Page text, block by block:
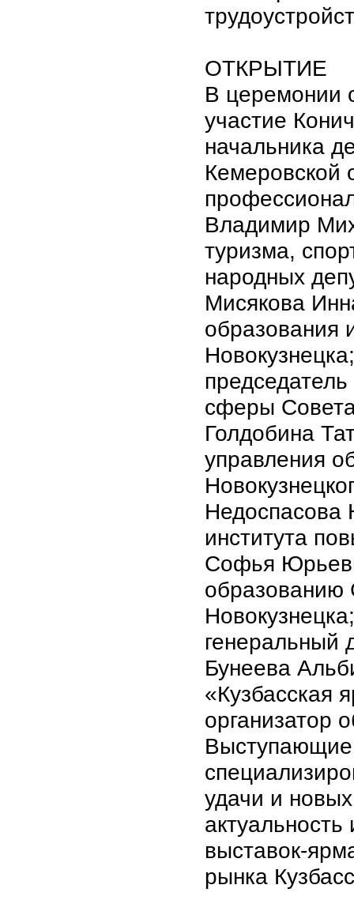
ОТКРЫТИЕ
В церемонии
участие
начальника
Кемеровской
Владимир
туризма,
народных
Мисякова
образования
сферы Совета
Голдобина
управления
Недоспасова
института
Софья
образованию
генеральный
Бунеева
«Кузбасская
организатор
Выступающие
удачи и
выставок-
рынка